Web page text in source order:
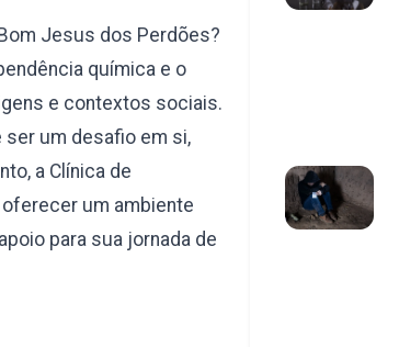
Jesus dos Perdões?
química e o
e contextos sociais.
um desafio em si,
a Clínica de
um ambiente
para sua jornada de